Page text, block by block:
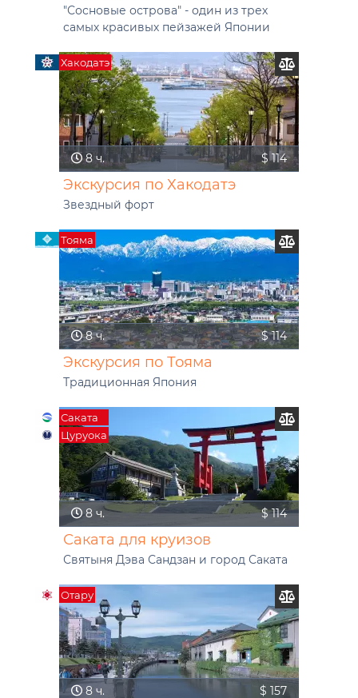
"Сосновые острова" - один из трех
самых красивых пейзажей Японии
Хакодатэ
8 ч. $ 114
Экскурсия по Хакодатэ
Звездный форт
Тояма
8 ч. $ 114
Экскурсия по Тояма
Традиционная Япония
Саката
Цуруока
8 ч. $ 114
Саката для круизов
Святыня Дэва Сандзан и город Саката
Отару
8 ч. $ 157